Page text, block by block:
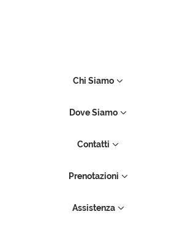
Chi Siamo
Dove Siamo
Contatti
Prenotazioni
Assistenza